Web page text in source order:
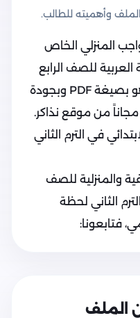
وأهميته للطالب.
المنزلي الخاص
العربية للصف الرابع
الابتدائي الترم الثاني 2025، وهو بصيغة PDF وبجودة
من موقع نذاكر.
في الترم الثاني
والمنزلية للصف
الثاني لحظة
فتابعونا:
الملف